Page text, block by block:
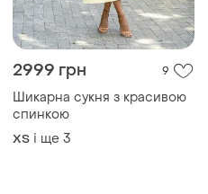
2999 грн 9
Шикарна сукня з красивою
спинкою
ХS і ще 3